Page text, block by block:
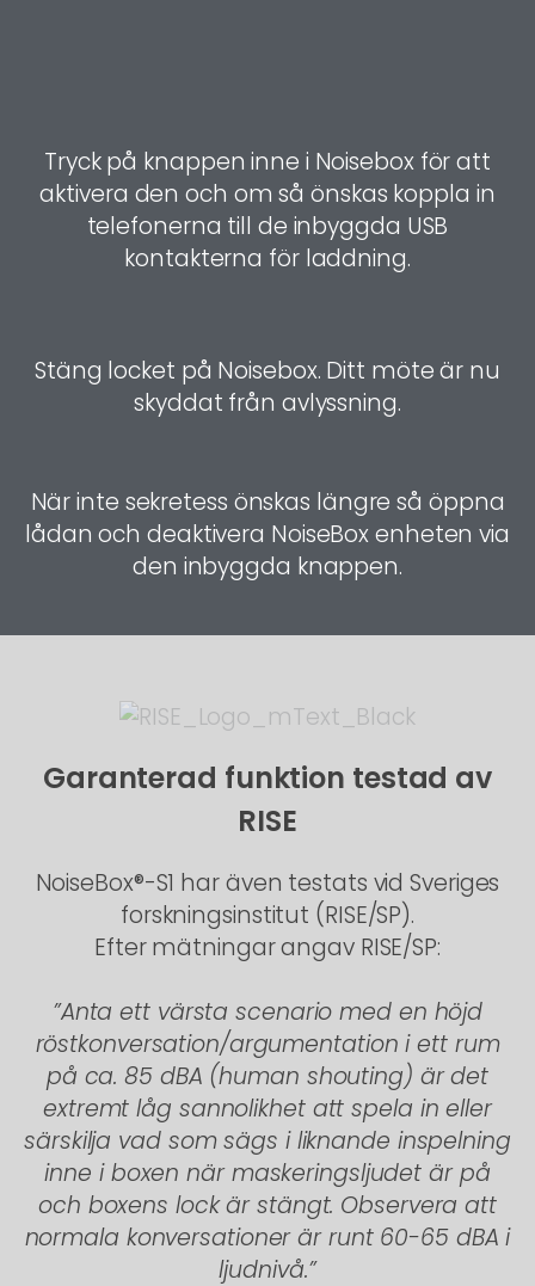
Tryck på knappen inne i Noisebox för att
aktivera den och om så önskas koppla in
telefonerna till de inbyggda USB
kontakterna för laddning.
Stäng locket på Noisebox. Ditt möte är nu
skyddat från avlyssning.
När inte sekretess önskas längre så öppna
lådan och deaktivera NoiseBox enheten via
den inbyggda knappen.
Garanterad funktion testad av
RISE
NoiseBox®-S1 har även testats vid Sveriges
forskningsinstitut (RISE/SP).
Efter mätningar angav RISE/SP:
”Anta ett värsta scenario med en höjd
röstkonversation/argumentation i ett rum
på ca. 85 dBA (human shouting) är det
extremt låg sannolikhet att spela in eller
särskilja vad som sägs i liknande inspelning
inne i boxen när maskeringsljudet är på
och boxens lock är stängt. Observera att
normala konversationer är runt 60-65 dBA i
ljudnivå.”